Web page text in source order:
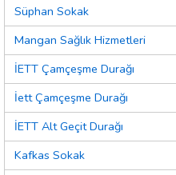
Süphan Sokak
Mangan Sağlık Hizmetleri
İETT Çamçeşme Durağı
İett Çamçeşme Durağı
İETT Alt Geçit Durağı
Kafkas Sokak